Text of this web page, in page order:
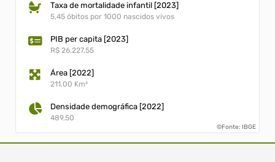
Taxa de mortalidade infantil [2023]
5,45 óbitos por 1000 nascidos vivos
PIB per capita [2023]
R$ 26.227,55
Área [2022]
211,00 Km²
Densidade demográfica [2022]
489,50
©Fonte: IBGE